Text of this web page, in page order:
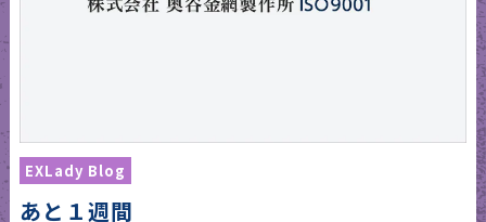
EXLady Blog
あと１週間